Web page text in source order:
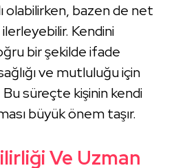
olabilirken, bazen de net
Kendini
bir şekilde ifade
ve mutluluğu için
süreçte kişinin kendi
büyük önem taşır.
Ve Uzman